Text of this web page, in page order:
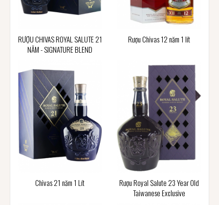
RƯỢU CHIVAS ROYAL SALUTE 21
NĂM - SIGNATURE BLEND
Rượu Chivas 12 năm 1 lít
Chivas 21 năm 1 Lít
Rượu Royal Salute 23 Year Old
Taiwanese Exclusive